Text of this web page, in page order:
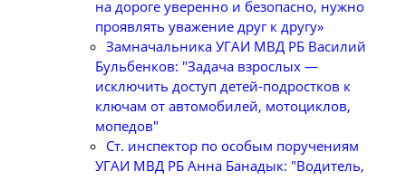
на дороге уверенно и безопасно, нужно
проявлять уважение друг к другу»
Замначальника УГАИ МВД РБ Василий
Бульбенков: "Задача взрослых —
исключить доступ детей-подростков к
ключам от автомобилей, мотоциклов,
мопедов"
Ст. инспектор по особым поручениям
УГАИ МВД РБ Анна Банадык: "Водитель,